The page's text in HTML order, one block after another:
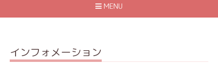
MENU
インフォメーション